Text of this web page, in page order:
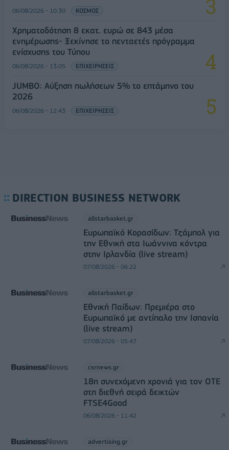
06/08/2026 - 10:30 ΚΟΣΜΟΣ
Χρηματοδότηση 8 εκατ. ευρώ σε 843 μέσα
ενημέρωσης- Ξεκίνησε το πενταετές πρόγραμμα
ενίσχυσης του Τύπου
06/08/2026 - 13:05 ΕΠΙΧΕΙΡΗΣΕΙΣ
JUMBO: Αύξηση πωλήσεων 5% το επτάμηνο του
2026
06/08/2026 - 12:43 ΕΠΙΧΕΙΡΗΣΕΙΣ
DIRECTION BUSINESS NETWORK
allstarbasket.gr
Ευρωπαϊκό Κορασίδων: Τζάμπολ για
την Εθνική στα Ιωάννινα κόντρα
στην Ιρλανδία (live stream)
07/08/2026 - 06:22
allstarbasket.gr
Εθνική Παίδων: Πρεμιέρα στο
Ευρωπαϊκό με αντίπαλο την Ισπανία
(live stream)
07/08/2026 - 05:47
csrnews.gr
18η συνεχόμενη χρονιά για τον ΟΤΕ
στη διεθνή σειρά δεικτών
FTSE4Good
06/08/2026 - 11:42
advertising.gr